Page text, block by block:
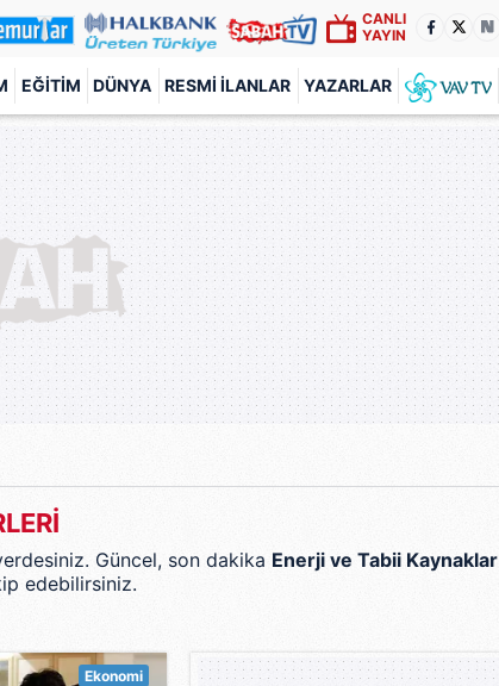
CANLI
YAYIN
EĞITIM DÜNYA RESMI İLANLAR YAZARLAR
Güncel, son dakika Enerji ve Tabii Kaynaklar
edebilirsiniz.
Ekonomi